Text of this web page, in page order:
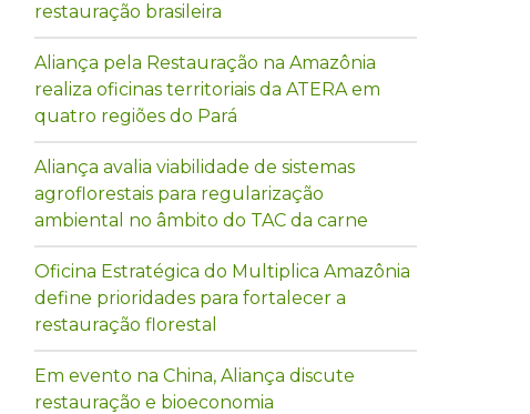
restauração brasileira
Aliança pela Restauração na Amazônia
realiza oficinas territoriais da ATERA em
quatro regiões do Pará
Aliança avalia viabilidade de sistemas
agroflorestais para regularização
ambiental no âmbito do TAC da carne
Oficina Estratégica do Multiplica Amazônia
define prioridades para fortalecer a
restauração florestal
Em evento na China, Aliança discute
restauração e bioeconomia